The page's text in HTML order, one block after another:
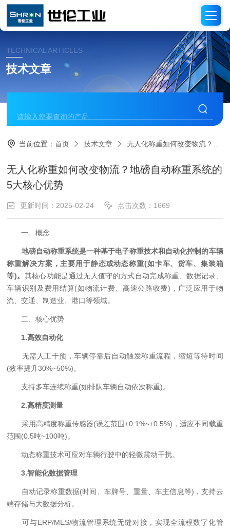
TECHNICAL ARTICLES
技术文章
当前位置：首页 技术文章 无人化称重如何改变物流？地磅自动称重系统的5大核心优势
无人化称重如何改变物流？地磅自动称重系统的
5大核心优势
更新时间：2025-02-24 点击次数：1669
一、概念
地磅自动称重系统是一种基于电子称重技术和自动化控制的车辆
称重解决方案，主要用于静态或动态称重(如卡车、货车、集装箱
等)。 其核心功能是通过无人值守的方式自动完成称重、数据记录、
车辆识别及费用结算(如物流计费、高速公路收费)，广泛应用于物
流、交通、制造业、港口等领域。
二、核心优势
1.高效自动化
无需人工干预，车辆停靠后自动触发称重流程，缩短等待时间
(效率提升30%~50%)。
支持多车连续称重(如排队车辆自动依次称重)。
2.高精度测量
采用高精度称重传感器(误差范围±0.1%~±0.5%)，适应不同载重
范围(0.5吨~100吨)。
动态称重技术可应对车辆行驶中的轻微震动干扰。
3.智能化数据管理
自动记录称重数据(时间、车牌号、重量、车主信息等)，支持云
端存储与大数据分析。
可与ERP/MES/物流管理系统无缝对接，实现全流程数字化管